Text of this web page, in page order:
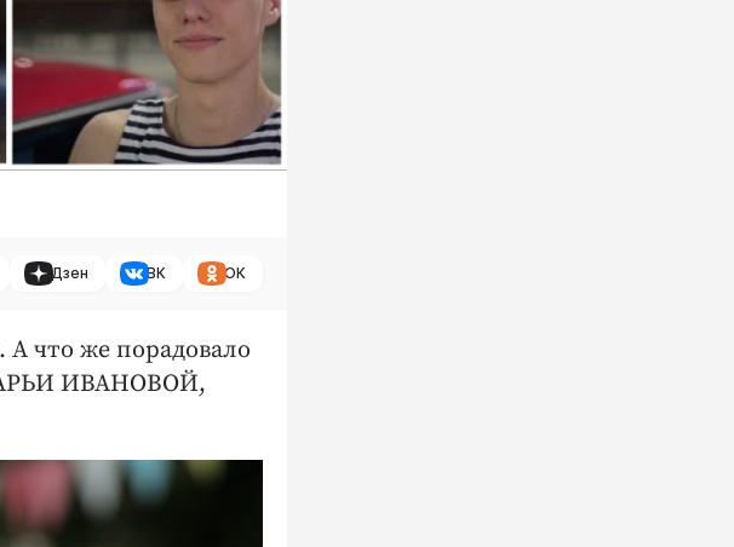
Дзен ВК ОК
что же порадовало
ИВАНОВОЙ,